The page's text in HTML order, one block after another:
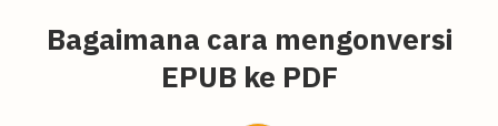
Bagaimana cara mengonversi
EPUB ke PDF